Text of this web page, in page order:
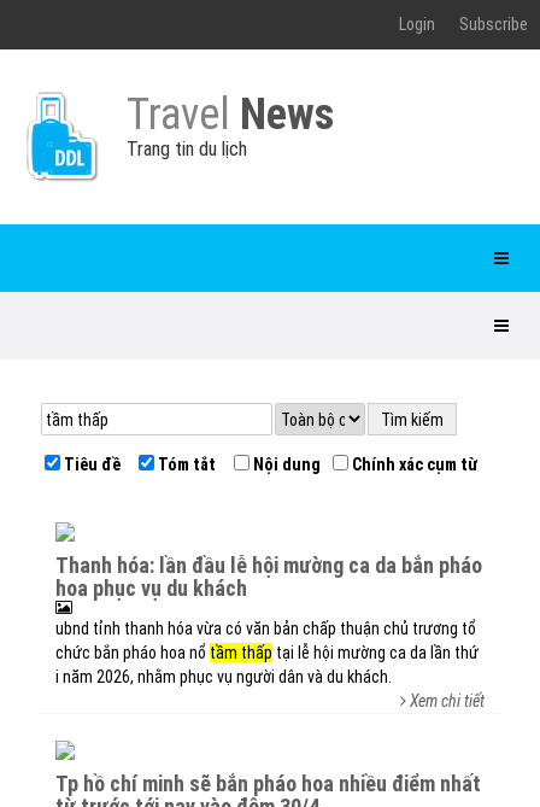
Login Subscribe
Travel News
Trang tin du lịch
Tiêu đề Tóm tắt Nội dung Chính xác cụm từ
thanh hóa: lần đầu lễ hội mường ca da bắn pháo
hoa phục vụ du khách
ubnd tỉnh thanh hóa vừa có văn bản chấp thuận chủ trương tổ
chức bắn pháo hoa nổ tầm thấp tại lễ hội mường ca da lần thứ
i năm 2026, nhằm phục vụ người dân và du khách.
Xem chi tiết
tp hồ chí minh sẽ bắn pháo hoa nhiều điểm nhất